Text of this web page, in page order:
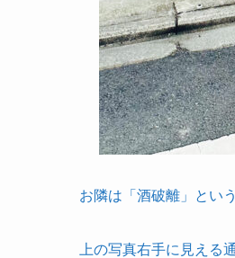
お隣は「酒破離」とい
上の写真右手に見える